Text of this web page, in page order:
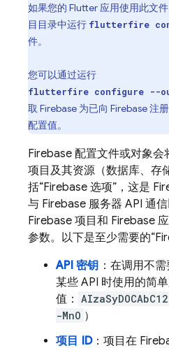
如果您的 Flutter 应用使用此文
目目录中运行 flutterfire
件。
您可以通过运行
flutterfire configure --
取 Firebase 为已向 Firebase 注
配置值。
Firebase 配置文件或对象
项目及其资源（数据库、存
括“Firebase 选项”，这是
与 Firebase 服务器 API 通
Firebase 项目和 Firebase
参数。以下是至少需要的
API 密钥 ：在调用不
某些 API 时使用的简
值：
-MnO ）
项目 ID：项目在